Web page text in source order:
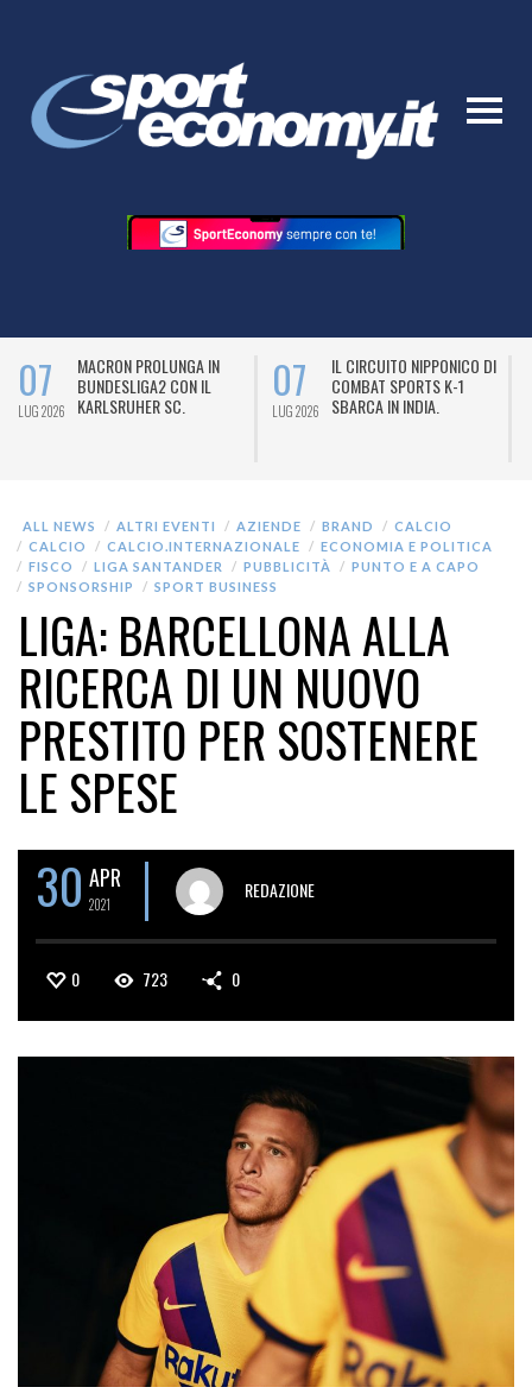
07
LUG 2026
MACRON PROLUNGA IN
BUNDESLIGA2 CON IL
KARLSRUHER SC.
07
LUG 2026
IL CIRCUITO NIPPONICO DI
COMBAT SPORTS K-1
SBARCA IN INDIA.
ALL NEWS ALTRI EVENTI AZIENDE BRAND
CALCIO
CALCIO
CALCIO.INTERNAZIONALE
ECONOMIA E POLITICA
FISCO
LIGA SANTANDER PUBBLICITÀ
PUNTO E A CAPO
SPONSORSHIP
SPORT BUSINESS
LIGA: BARCELLONA ALLA
RICERCA DI UN NUOVO
PRESTITO PER SOSTENERE
LE SPESE
30 APR
2021
REDAZIONE
0 723 0